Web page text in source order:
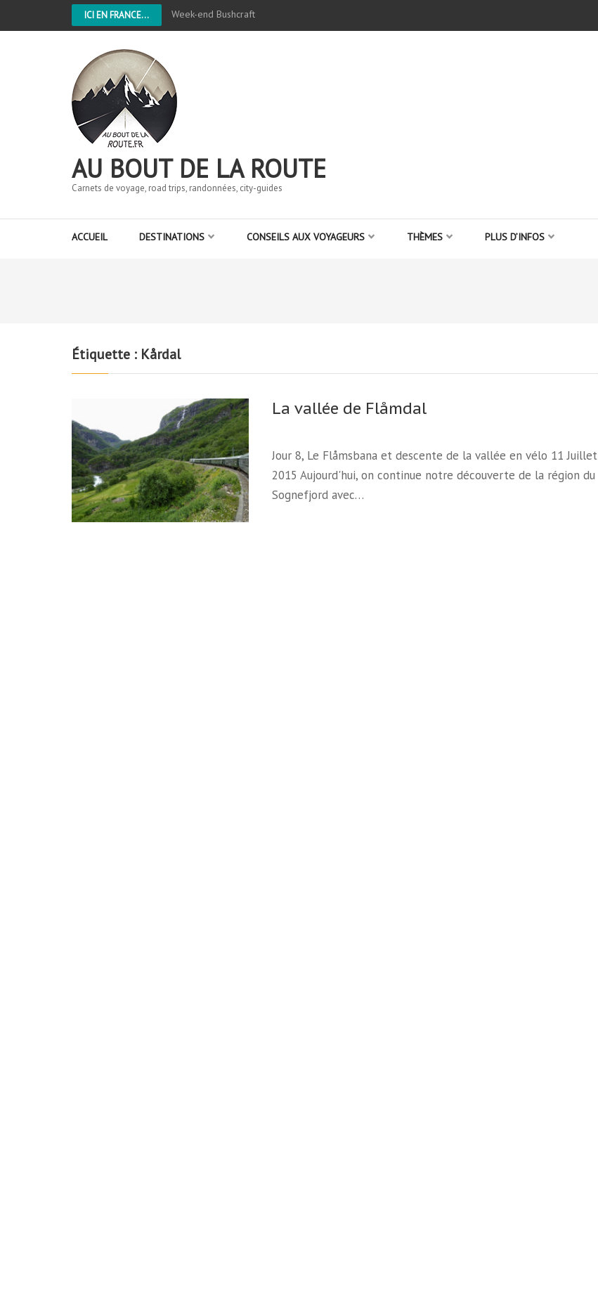
ICI EN FRANCE... Week-end Bushcraft
AU BOUT DE LA ROUTE
Carnets de voyage, road trips, randonnées, city-guides
ACCUEIL DESTINATIONS CONSEILS AUX VOYAGEURS THÈMES PLUS D’INFOS
Étiquette : Kårdal
La vallée de Flåmdal
Jour 8, Le Flåmsbana et descente de la vallée en vélo 11 Juillet
2015 Aujourd'hui, on continue notre découverte de la région du
Sognefjord avec…